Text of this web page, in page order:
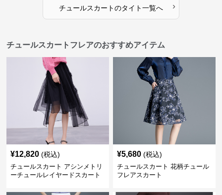
チュールスカートのタイト一覧へ ›
チュールスカートフレアのおすすめアイテム
¥12,820 (税込)
チュールスカート アシンメトリ
ーチュールレイヤードスカート
¥5,680 (税込)
チュールスカート 花柄チュール
フレアスカート